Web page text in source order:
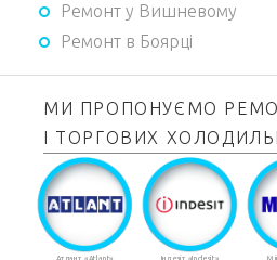
Ремонт у Вишневому
Ремонт в Боярці
МИ ПРОПОНУЄМО
І ТОРГОВИХ
Атлант «Atlant» Індезіт «Indesit»